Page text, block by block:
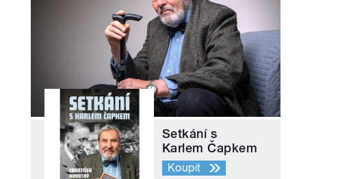
Setkání s
Karlem Čapkem
Koupit